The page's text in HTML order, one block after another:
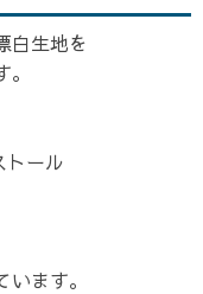
白生地を
トール
ます。